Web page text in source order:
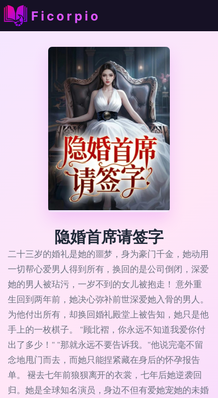
Ficorpio
隐婚首席请签字
二十三岁的婚礼是她的噩梦，身为豪门千金，她动用
一切帮心爱男人得到所有，换回的是公司倒闭，深爱
她的男人被玷污，一岁不到的女儿被抱走！ 意外重
生回到两年前，她决心弥补前世深爱她入骨的男人。
为他付出所有，却换回婚礼殿堂上被告知，她只是他
手上的一枚棋子。 "顾北褶，你永远不知道我爱你付
出了多少！" "那就永远不要告诉我。"他说完毫不留
念地甩门而去，而她只能捏紧藏在身后的怀孕报告
单。 褪去七年前狼狈离开的衣裳，七年后她逆袭回
归。她是全球知名演员，身边不但有爱她宠她的未婚